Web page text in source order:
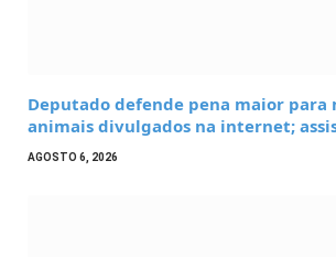
Deputado defende pena maior para
animais divulgados na internet;
AGOSTO 6, 2026